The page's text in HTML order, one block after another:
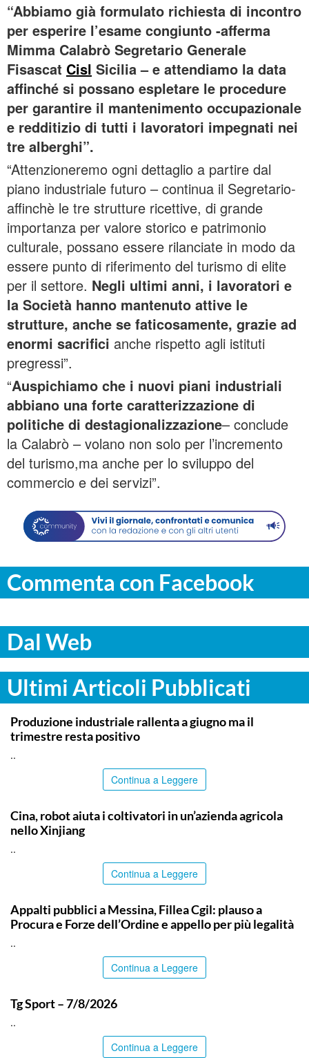
“Abbiamo già formulato richiesta di incontro
per esperire l’esame congiunto -afferma
Mimma Calabrò Segretario Generale
Fisascat Cisl Sicilia – e attendiamo la data
affinché si possano espletare le procedure
per garantire il mantenimento occupazionale
e redditizio di tutti i lavoratori impegnati nei
tre alberghi”.
“Attenzioneremo ogni dettaglio a partire dal
piano industriale futuro – continua il Segretario-
affinchè le tre strutture ricettive, di grande
importanza per valore storico e patrimonio
culturale, possano essere rilanciate in modo da
essere punto di riferimento del turismo di elite
per il settore. Negli ultimi anni, i lavoratori e
la Società hanno mantenuto attive le
strutture, anche se faticosamente, grazie ad
enormi sacrifici anche rispetto agli istituti
pregressi”.
“Auspichiamo che i nuovi piani industriali
abbiano una forte caratterizzazione di
politiche di destagionalizzazione– conclude
la Calabrò – volano non solo per l’incremento
del turismo,ma anche per lo sviluppo del
commercio e dei servizi”.
Commenta con Facebook
Dal Web
Ultimi Articoli Pubblicati
ITALPRESS
Produzione industriale rallenta a giugno ma il
trimestre resta positivo
..
Continua a Leggere
Cina, robot aiuta i coltivatori in un’azienda agricola
nello Xinjiang
..
Continua a Leggere
Appalti pubblici a Messina, Fillea Cgil: plauso a
Procura e Forze dell’Ordine e appello per più legalità
..
Continua a Leggere
Tg Sport – 7/8/2026
..
Continua a Leggere